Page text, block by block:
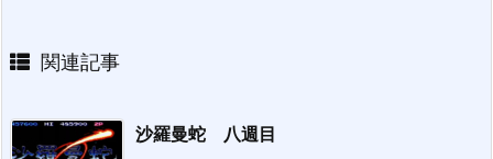
関連記事
沙羅曼蛇 八週目